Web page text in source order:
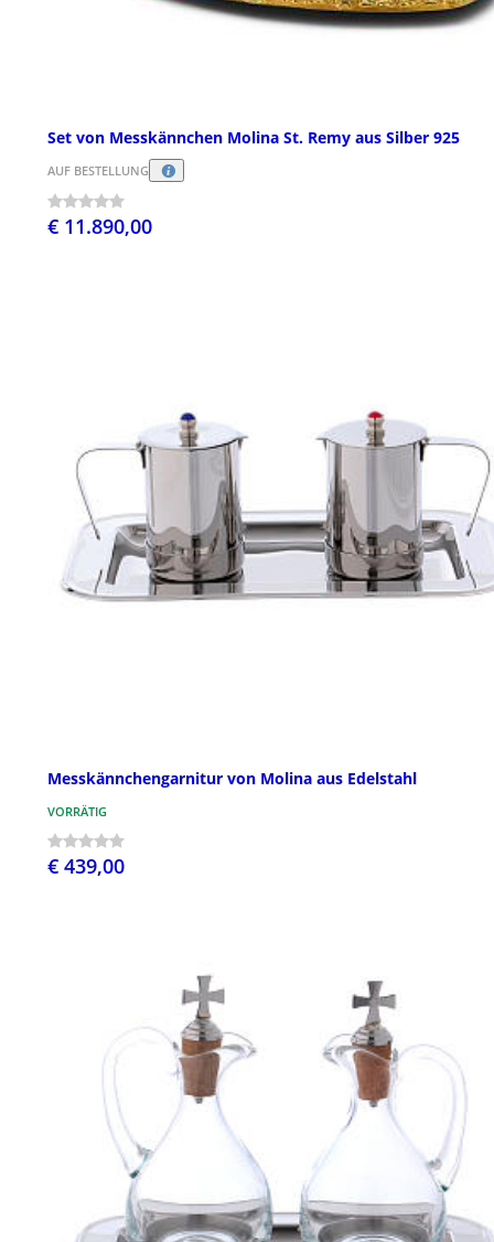
Set von Messkännchen Molina St. Remy aus Silber 925
AUF BESTELLUNG
€ 11.890,00
Messkännchengarnitur von Molina aus Edelstahl
VORRÄTIG
€ 439,00